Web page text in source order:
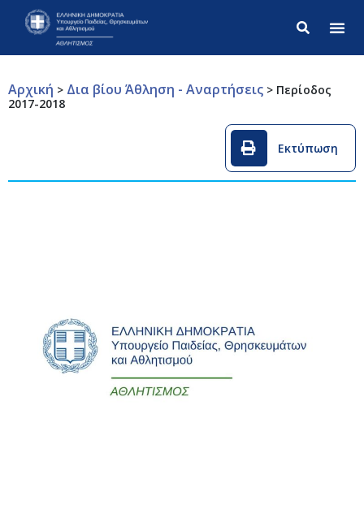
Αρχική > Δια βίου Άθληση - Αναρτήσεις > Περίοδος
2017-2018
Εκτύπωση